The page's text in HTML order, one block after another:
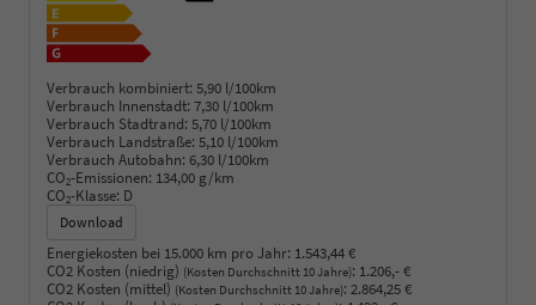
Verbrauch kombiniert: 5,90 l/100km
Verbrauch Innenstadt: 7,30 l/100km
Verbrauch Stadtrand: 5,70 l/100km
Verbrauch Landstraße: 5,10 l/100km
Verbrauch Autobahn: 6,30 l/100km
CO2-Emissionen: 134,00 g/km
CO2-Klasse: D
Download
Energiekosten bei 15.000 km pro Jahr: 1.543,44 €
CO2 Kosten (niedrig) (Kosten Durchschnitt 10 Jahre): 1.206,- €
CO2 Kosten (mittel) (Kosten Durchschnitt 10 Jahre): 2.864,25 €